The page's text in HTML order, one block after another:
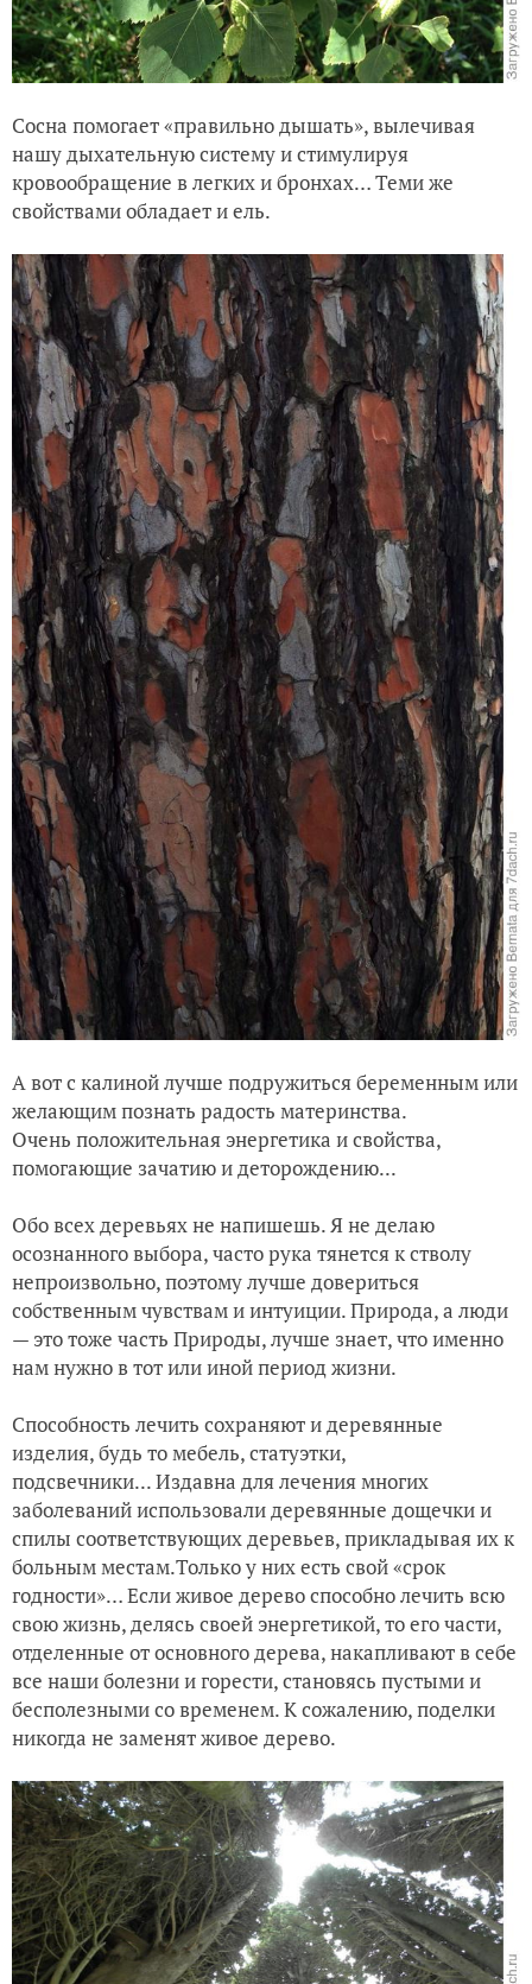
Сосна помогает «правильно дышать», вылечивая
нашу дыхательную систему и стимулируя
кровообращение в легких и бронхах… Теми же
свойствами обладает и ель.
А вот с калиной лучше подружиться беременным или
желающим познать радость материнства.
Очень положительная энергетика и свойства,
помогающие зачатию и деторождению...
Обо всех деревьях не напишешь. Я не делаю
осознанного выбора, часто рука тянется к стволу
непроизвольно, поэтому лучше довериться
собственным чувствам и интуиции. Природа, а люди
— это тоже часть Природы, лучше знает, что именно
нам нужно в тот или иной период жизни.
Способность лечить сохраняют и деревянные
изделия, будь то мебель, статуэтки,
подсвечники... Издавна для лечения многих
заболеваний использовали деревянные дощечки и
спилы соответствующих деревьев, прикладывая их к
больным местам.Только у них есть свой «срок
годности»… Если живое дерево способно лечить всю
свою жизнь, делясь своей энергетикой, то его части,
отделенные от основного дерева, накапливают в себе
все наши болезни и горести, становясь пустыми и
бесполезными со временем. К сожалению, поделки
никогда не заменят живое дерево.